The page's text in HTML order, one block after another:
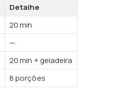
Detalhe
20 min
—
20 min + geladeira
8 porções